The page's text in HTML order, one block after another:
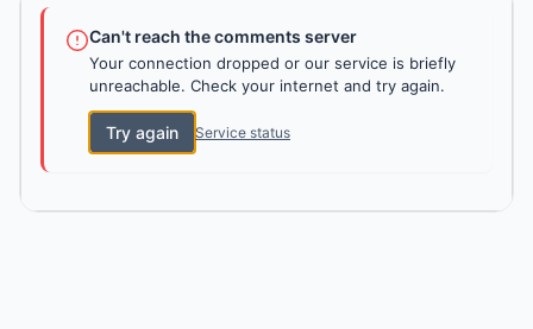
Can't reach the comments server
Your connection dropped or our service is briefly
unreachable. Check your internet and try again.
Try again Service status